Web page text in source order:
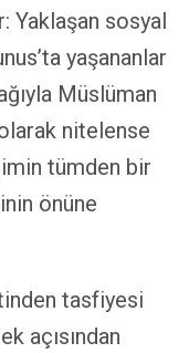
Yaklaşan sosyal
yaşananlar
Müslüman
nitelense
tümden bir
önüne
tasfiyesi
açısından